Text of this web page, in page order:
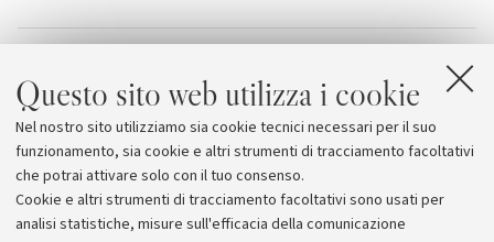
Questo sito web utilizza i cookie
Nel nostro sito utilizziamo sia cookie tecnici necessari per il suo
funzionamento, sia cookie e altri strumenti di tracciamento facoltativi
che potrai attivare solo con il tuo consenso.
Cookie e altri strumenti di tracciamento facoltativi sono usati per
analisi statistiche, misure sull'efficacia della comunicazione
ScienzaGiovane
Scuola Superiore di Politiche per la Salute